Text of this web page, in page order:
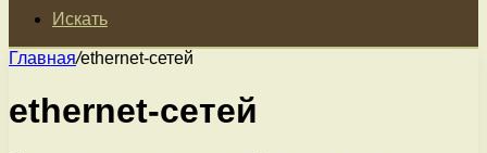
Искать
Главная/ethernet-сетей
ethernet-сетей